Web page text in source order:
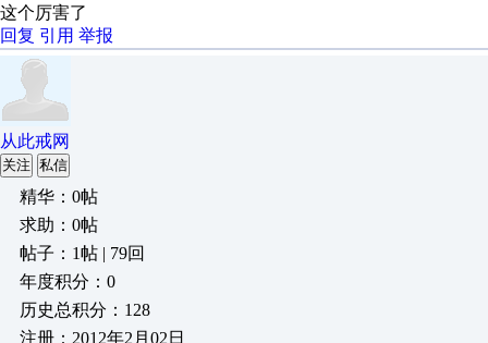
这个厉害了
回复 引用 举报
从此戒网
关注 私信
精华：0帖
求助：0帖
帖子：1帖 | 79回
年度积分：0
历史总积分：128
注册：2012年2月02日